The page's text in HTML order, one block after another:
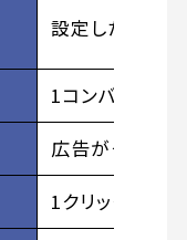
設定した目標（
1コンバージョ
広告がクリッ
1クリックあた